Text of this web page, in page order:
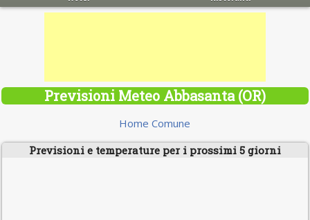
Previsioni Meteo Abbasanta (OR)
Home Comune
Previsioni e temperature per i prossimi 5 giorni